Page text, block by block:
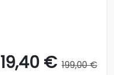
€ 199,00 €